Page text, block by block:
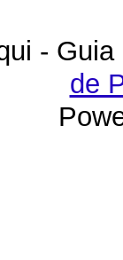
-
de